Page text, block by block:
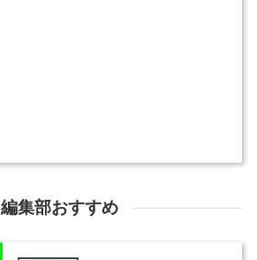
編集部おすすめ